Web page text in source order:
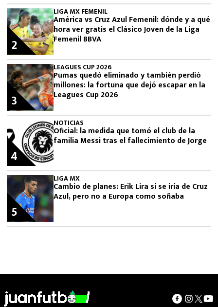
LIGA MX FEMENIL
América vs Cruz Azul Femenil: dónde y a qué
hora ver gratis el Clásico Joven de la Liga
Femenil BBVA
2
LEAGUES CUP 2026
Pumas quedó eliminado y también perdió
millones: la fortuna que dejó escapar en la
Leagues Cup 2026
3
NOTICIAS
Oficial: la medida que tomó el club de la
familia Messi tras el fallecimiento de Jorge
4
LIGA MX
Cambio de planes: Erik Lira sí se iría de Cruz
Azul, pero no a Europa como soñaba
5